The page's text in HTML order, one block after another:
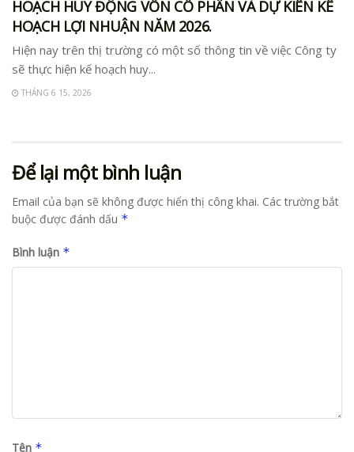
HOẠCH HUY ĐỘNG VỐN CỔ PHẦN VÀ DỰ KIẾN KẾ
HOẠCH LỢI NHUẬN NĂM 2026.
Hiện nay trên thị trường có một số thông tin về việc Công ty
sẽ thực hiện kế hoạch huy...
THÁNG 6 15, 2026
Để lại một bình luận
Email của bạn sẽ không được hiển thị công khai. Các trường bắt
buộc được đánh dấu *
Bình luận *
Tên *